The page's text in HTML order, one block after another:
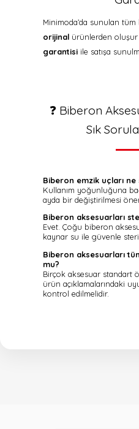
Minimoda’da sunulan
orijinal ürünlerden oluşur
garantisi ile satışa
❓ Biberon
Sık
Biberon emzik uçları ne
Kullanım yoğunluğuna
ayda bir değiştirilmesi
Biberon aksesuarları
Evet. Çoğu biberon
kaynar su ile güvenle
Biberon aksesuarları
mu?
Birçok aksesuar standart
ürün açıklamalarındaki
kontrol edilmelidir.